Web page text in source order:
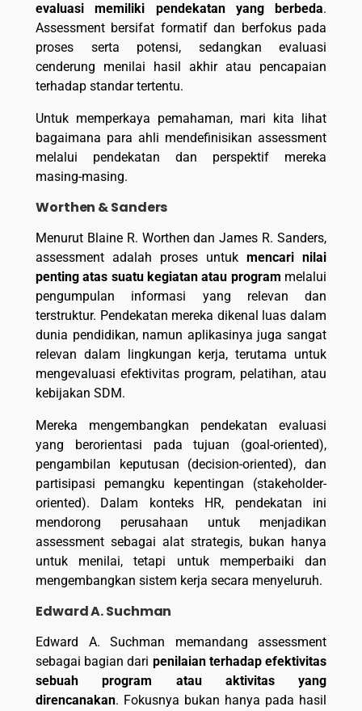
evaluasi memiliki pendekatan yang berbeda.
Assessment bersifat formatif dan berfokus pada
proses serta potensi, sedangkan evaluasi
cenderung menilai hasil akhir atau pencapaian
terhadap standar tertentu.
Untuk memperkaya pemahaman, mari kita lihat
bagaimana para ahli mendefinisikan assessment
melalui pendekatan dan perspektif mereka
masing-masing.
Worthen & Sanders
Menurut Blaine R. Worthen dan James R. Sanders,
assessment adalah proses untuk mencari nilai
penting atas suatu kegiatan atau program melalui
pengumpulan informasi yang relevan dan
terstruktur. Pendekatan mereka dikenal luas dalam
dunia pendidikan, namun aplikasinya juga sangat
relevan dalam lingkungan kerja, terutama untuk
mengevaluasi efektivitas program, pelatihan, atau
kebijakan SDM.
Mereka mengembangkan pendekatan evaluasi
yang berorientasi pada tujuan (goal-oriented),
pengambilan keputusan (decision-oriented), dan
partisipasi pemangku kepentingan (stakeholder-
oriented). Dalam konteks HR, pendekatan ini
mendorong perusahaan untuk menjadikan
assessment sebagai alat strategis, bukan hanya
untuk menilai, tetapi untuk memperbaiki dan
mengembangkan sistem kerja secara menyeluruh.
Edward A. Suchman
Edward A. Suchman memandang assessment
sebagai bagian dari penilaian terhadap efektivitas
sebuah program atau aktivitas yang
direncanakan. Fokusnya bukan hanya pada hasil